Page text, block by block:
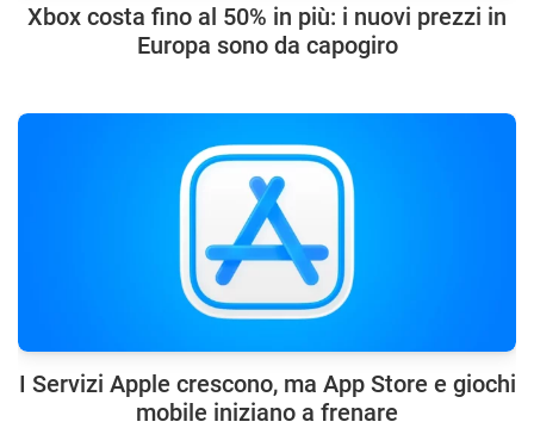
Xbox costa fino al 50% in più: i nuovi prezzi in
Europa sono da capogiro
I Servizi Apple crescono, ma App Store e giochi
mobile iniziano a frenare